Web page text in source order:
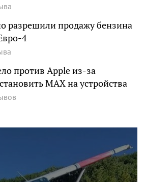
разрешили продажу бензина
4
против Apple из-за
MAX на устройства